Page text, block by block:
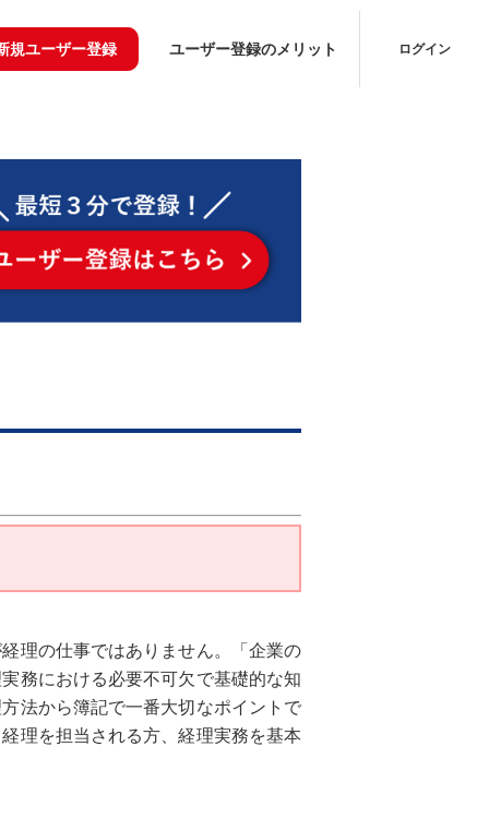
規ユーザー登録 ユーザー登録のメリット ログイン
理の仕事ではありません。「企業の
務における必要不可欠で基礎的な知
法から簿記で一番大切なポイントで
理を担当される方、経理実務を基本